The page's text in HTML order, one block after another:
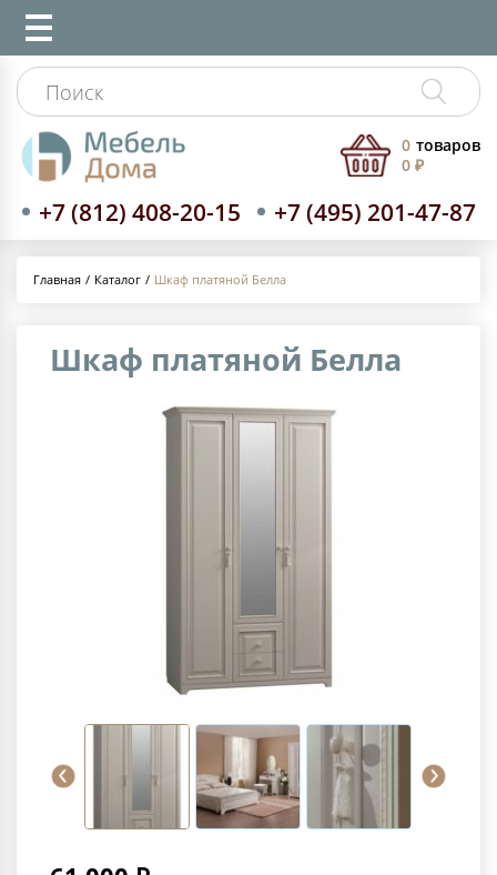
+7 (812) 408-20-15 +7 (495) 201-47-87
0 товаров
0 ₽
Главная Каталог Шкаф платяной Белла
Шкаф платяной Белла